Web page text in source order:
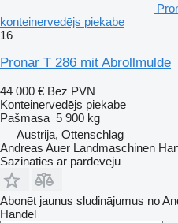
konteinervedējs piekabe
16
Pronar T 286 mit Abrollmulde
44 000 € Bez PVN
Konteinervedējs piekabe
Pašmasa 5 900 kg
Austrija, Ottenschlag
Andreas Auer Landmaschinen
Sazināties ar pārdevēju
Abonēt jaunus sludinājumus no
Handel